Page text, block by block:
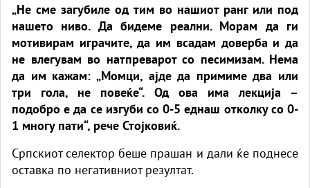
„Не сме загубиле од тим во нашиот ранг или под
нашето ниво. Да бидеме реални. Морам да ги
мотивирам играчите, да им всадам доверба и да
не влегувам во натпреварот со песимизам. Нема
да им кажам: „Момци, ајде да примиме два или
три гола, не повеќе“. Од ова има лекција –
подобро е да се изгуби со 0-5 еднаш отколку со 0-
1 многу пати“, рече Стојковиќ.
Српскиот селектор беше прашан и дали ќе поднесе
оставка по негативниот резултат.